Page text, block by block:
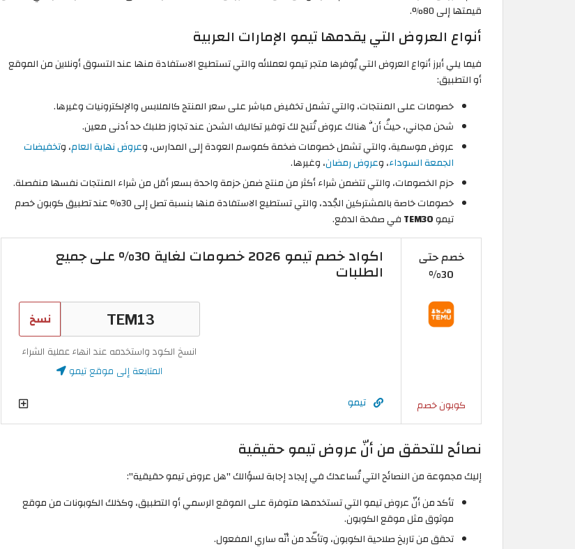
قيمتها إلى 80%.
أنواع العروض التي يقدمها تيمو الإمارات العربية
فيما يلي أبرز أنواع العروض التي يُوفرها متجر تيمو لعملائه والتي تستطيع الاستفادة منها عند التسوق أونلاين من الموقع
أو التطبيق:
خصومات على المنتجات، والتي تشمل تخفيض مباشر على سعر المنتج كالملابس والإلكترونيات وغيرها.
شحن مجاني، حيثُ أنَّ هناك عروض تُتيح لك توفير تكاليف الشحن عند تجاوز طلبك حد أدنى معين.
عروض موسمية، والتي تشمل خصومات ضخمة كموسم العودة إلى المدارس، وعروض نهاية العام، وتخفيضات
الجمعة السوداء، وعروض رمضان، وغيرها.
حزم الخصومات، والتي تتضمن شراء أكثر من منتج ضمن حزمة واحدة بسعر أقل من شراء المنتجات نفسها منفصلة.
خصومات خاصة بالمشتركين الجُدد، والتي تستطيع الاستفادة منها بنسبة تصل إلى 30% عند تطبيق كوبون خصم
تيموTEM30 في صفحة الدفع.
خصم حتى
30%
كوبون خصم
اكواد خصم تيمو 2026 خصومات لغاية 30% على جميع
الطلبات
نسخ
انسخ الكود واستخدمه عند انهاء عملية الشراء
المتابعة إلى موقع تيمو
تيمو
نصائح للتحقق من أنّ عروض تيمو حقيقية
إليك مجموعة من النصائح التي تُساعدك في إيجاد إجابة لسؤالك "هل عروض تيمو حقيقية":
تأكد من أنّ عروض تيمو التي تستخدمها متوفرة على الموقع الرسمي أو التطبيق، وكذلك الكوبونات من موقع
موثوق مثل موقع الكوبون.
تحقق من تاريخ صلاحية الكوبون، وتأكّد من أنّه ساري المفعول.